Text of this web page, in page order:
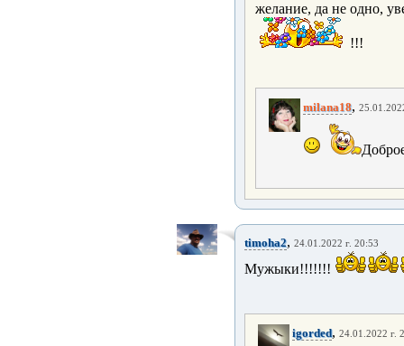
желание, да не одно,
!!!
milana18,
timoha2, 24.01.2022 г. 20:53
Мужыки!!!!!!!
igorded, 24.01.2022 г.